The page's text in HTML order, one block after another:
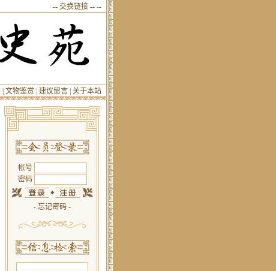
-- 交换链接 -- --
文物鉴赏 建议留言 关于本站
帐号
密码
- 忘记密码 -